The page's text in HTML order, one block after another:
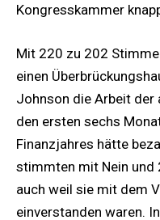
Kongresskammer
Mit 220 zu 202
einen
Johnson die Arbeit der
den ersten sechs
Finanzjahres hätte
stimmten mit Nein und
auch weil sie mit dem
einverstanden waren.